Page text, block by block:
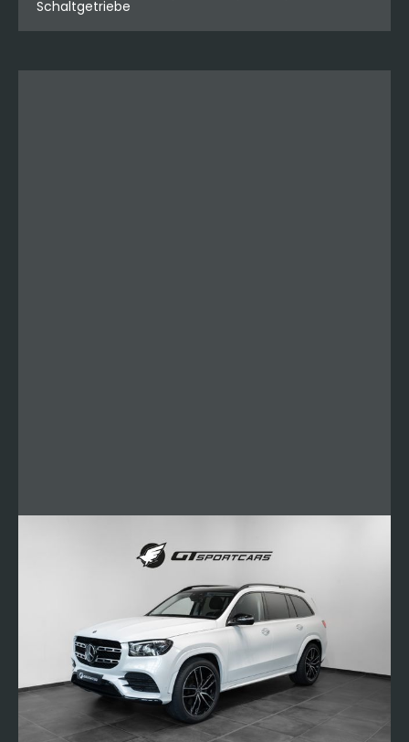
Schaltgetriebe